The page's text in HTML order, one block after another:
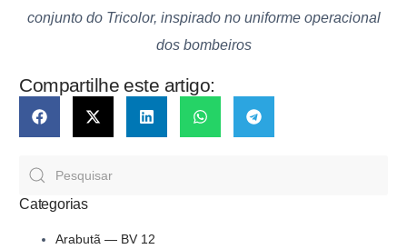
conjunto do Tricolor, inspirado no uniforme operacional
dos bombeiros
Compartilhe este artigo:
Categorias
Arabutã — BV 12